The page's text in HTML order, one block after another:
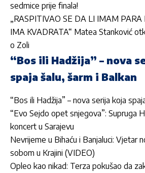
sedmice prije finala!
„RASPITIVAO SE DA LI IMAM PARA
IMA KVADRATA“ Matea Stanković
o Zoli
“Bos ili Hadžija” – nova
spaja šalu, šarm i Balkan
“Bos ili Hadžija” – nova serija koja
“Evo Sejdo opet snjegova”: Supruga
koncert u Sarajevu
Nevrijeme u Bihaću i Banjaluci: Vjetar
sobom u Krajini (VIDEO)
Opleo kao nikad: Terza pokušao da